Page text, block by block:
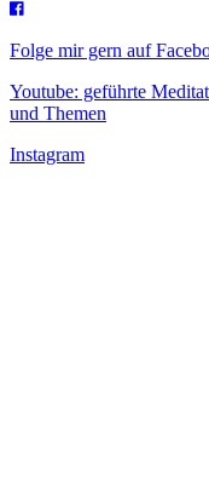
Folge mir gern auf
Youtube: geführte
und Themen
Instagram